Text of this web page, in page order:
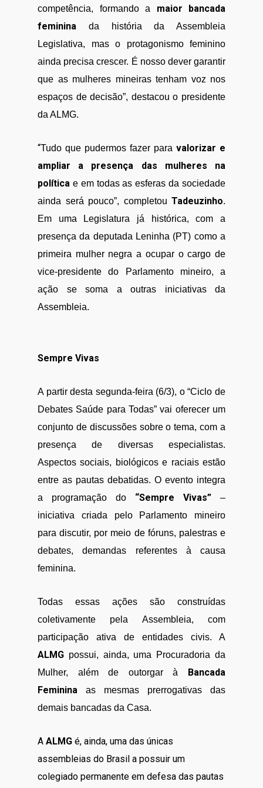
competência, formando a maior bancada
feminina da história da Assembleia
Legislativa, mas o protagonismo feminino
ainda precisa crescer. É nosso dever garantir
que as mulheres mineiras tenham voz nos
espaços de decisão”, destacou o presidente
da ALMG.
“Tudo que pudermos fazer para valorizar e
ampliar a presença das mulheres na
política e em todas as esferas da sociedade
ainda será pouco”, completou Tadeuzinho.
Em uma Legislatura já histórica, com a
presença da deputada Leninha (PT) como a
primeira mulher negra a ocupar o cargo de
vice-presidente do Parlamento mineiro, a
ação se soma a outras iniciativas da
Assembleia.
Sempre Vivas
A partir desta segunda-feira (6/3), o “Ciclo de
Debates Saúde para Todas” vai oferecer um
conjunto de discussões sobre o tema, com a
presença de diversas especialistas.
Aspectos sociais, biológicos e raciais estão
entre as pautas debatidas. O evento integra
a programação do “Sempre Vivas” –
iniciativa criada pelo Parlamento mineiro
para discutir, por meio de fóruns, palestras e
debates, demandas referentes à causa
feminina.
Todas essas ações são construídas
coletivamente pela Assembleia, com
participação ativa de entidades civis. A
ALMG possui, ainda, uma Procuradoria da
Mulher, além de outorgar à
Bancada
Feminina as mesmas prerrogativas das
demais bancadas da Casa.
A ALMG é, ainda, uma das únicas
assembleias do Brasil a possuir um
colegiado permanente em defesa das pautas